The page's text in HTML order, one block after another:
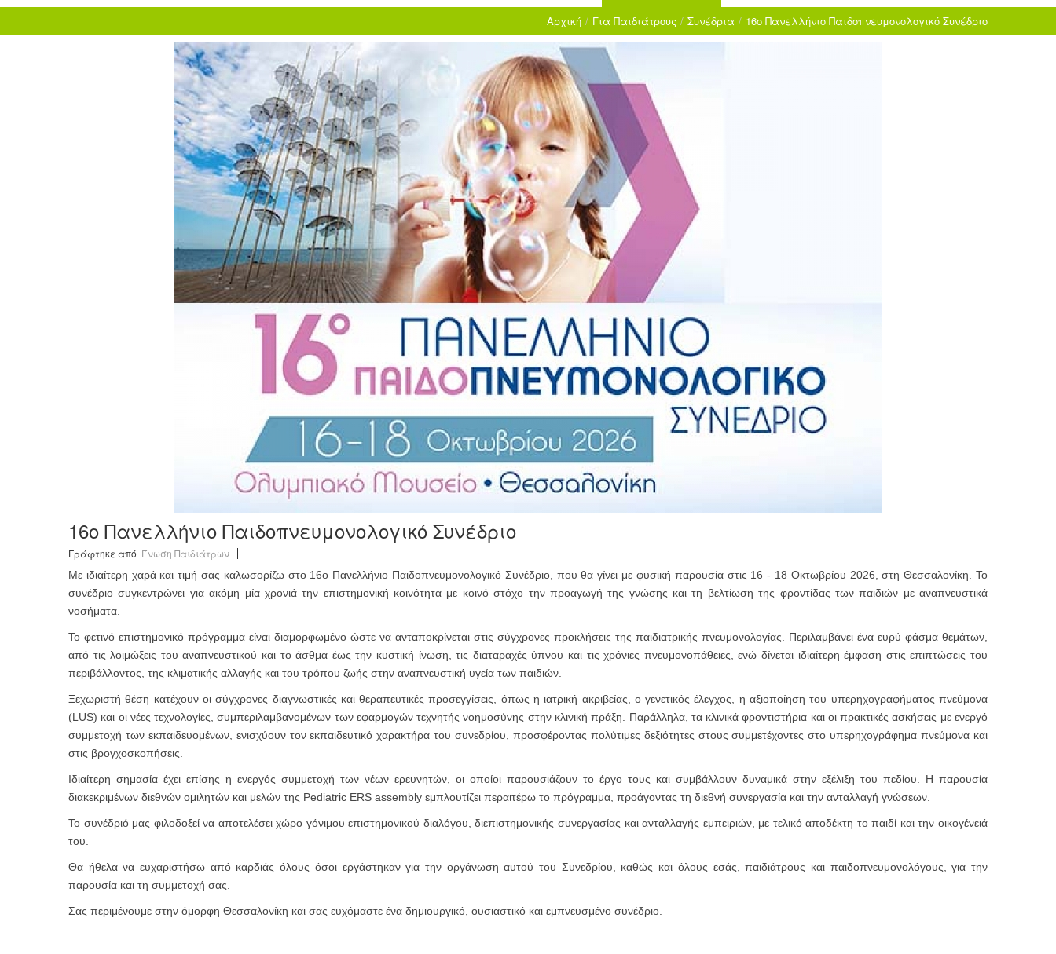
Αρχική / Για Παιδιάτρους / Συνέδρια / 16ο Πανελλήνιο Παιδοπνευμονολογικό Συνέδριο
16ο Πανελλήνιο Παιδοπνευμονολογικό Συνέδριο
Γράφτηκε από Ένωση Παιδιάτρων
Με ιδιαίτερη χαρά και τιμή σας καλωσορίζω στο 16ο Πανελλήνιο Παιδοπνευμονολογικό Συνέδριο, που θα γίνει με φυσική παρουσία στις 16 - 18 Οκτωβρίου 2026, στη Θεσσαλονίκη. Το
συνέδριο συγκεντρώνει για ακόμη μία χρονιά την επιστημονική κοινότητα με κοινό στόχο την προαγωγή της γνώσης και τη βελτίωση της φροντίδας των παιδιών με αναπνευστικά
νοσήματα.
Το φετινό επιστημονικό πρόγραμμα είναι διαμορφωμένο ώστε να ανταποκρίνεται στις σύγχρονες προκλήσεις της παιδιατρικής πνευμονολογίας. Περιλαμβάνει ένα ευρύ φάσμα θεμάτων,
από τις λοιμώξεις του αναπνευστικού και το άσθμα έως την κυστική ίνωση, τις διαταραχές ύπνου και τις χρόνιες πνευμονοπάθειες, ενώ δίνεται ιδιαίτερη έμφαση στις επιπτώσεις του
περιβάλλοντος, της κλιματικής αλλαγής και του τρόπου ζωής στην αναπνευστική υγεία των παιδιών.
Ξεχωριστή θέση κατέχουν οι σύγχρονες διαγνωστικές και θεραπευτικές προσεγγίσεις, όπως η ιατρική ακριβείας, ο γενετικός έλεγχος, η αξιοποίηση του υπερηχογραφήματος πνεύμονα
(LUS) και οι νέες τεχνολογίες, συμπεριλαμβανομένων των εφαρμογών τεχνητής νοημοσύνης στην κλινική πράξη. Παράλληλα, τα κλινικά φροντιστήρια και οι πρακτικές ασκήσεις με ενεργό
συμμετοχή των εκπαιδευομένων, ενισχύουν τον εκπαιδευτικό χαρακτήρα του συνεδρίου, προσφέροντας πολύτιμες δεξιότητες στους συμμετέχοντες στο υπερηχογράφημα πνεύμονα και
στις βρογχοσκοπήσεις.
Ιδιαίτερη σημασία έχει επίσης η ενεργός συμμετοχή των νέων ερευνητών, οι οποίοι παρουσιάζουν το έργο τους και συμβάλλουν δυναμικά στην εξέλιξη του πεδίου. Η παρουσία
διακεκριμένων διεθνών ομιλητών και μελών της Pediatric ERS assembly εμπλουτίζει περαιτέρω το πρόγραμμα, προάγοντας τη διεθνή συνεργασία και την ανταλλαγή γνώσεων.
Το συνέδριό μας φιλοδοξεί να αποτελέσει χώρο γόνιμου επιστημονικού διαλόγου, διεπιστημονικής συνεργασίας και ανταλλαγής εμπειριών, με τελικό αποδέκτη το παιδί και την οικογένειά
του.
Θα ήθελα να ευχαριστήσω από καρδιάς όλους όσοι εργάστηκαν για την οργάνωση αυτού του Συνεδρίου, καθώς και όλους εσάς, παιδιάτρους και παιδοπνευμονολόγους, για την
παρουσία και τη συμμετοχή σας.
Σας περιμένουμε στην όμορφη Θεσσαλονίκη και σας ευχόμαστε ένα δημιουργικό, ουσιαστικό και εμπνευσμένο συνέδριο.